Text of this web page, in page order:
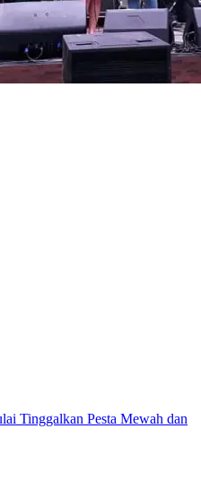
Tinggalkan Pesta Mewah dan